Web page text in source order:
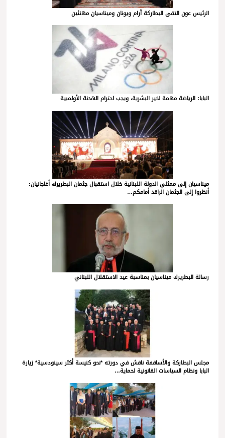
الرئيس عون التقى البطاركة آرام ويونان وميناسيان مهنئين
البابا: الرياضة مهمة لخير البشرية، ويجب احترام الهدنة الأولمبية
ميناسيان إلى ممثلي الدولة اللبنانية خلال استقبال جثمان البطريرك أغاجانيان:
أنظروا إلى الجثمان الراقد أمامكم…
رسالة البطريرك ميناسيان بمناسبة عيد الاستقلال اللبناني
مجلس البطاركة والأساقفة ناقش في دورته *نحو كنيسة أكثر سينودسية* زيارة
البابا ونظام السياسات القانونية لحماية…